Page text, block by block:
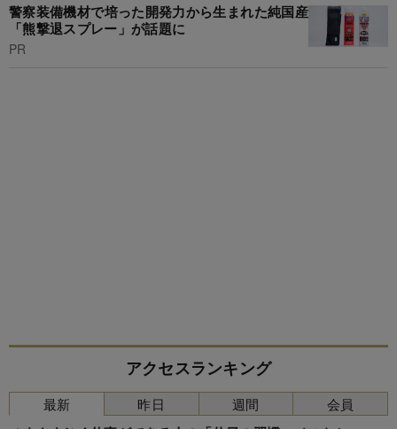
警察装備機材で培った開発力から生まれた純国産
「熊撃退スプレー」が話題に
PR
アクセスランキング
最新 昨日 週間 会員